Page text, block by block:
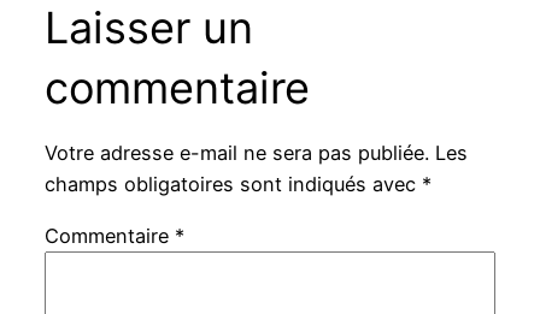
Laisser un
commentaire
Votre adresse e-mail ne sera pas publiée. Les
champs obligatoires sont indiqués avec *
Commentaire *